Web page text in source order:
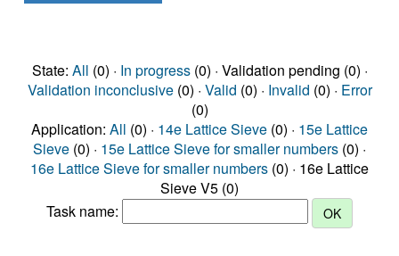
State: All (0) · In progress(0) · Validation pending (0) ·
Validation inconclusive(0) · Valid (0) · Invalid (0) · Error
(0)
Application: All (0) · 14e Lattice Sieve (0) · 15e Lattice
Sieve (0) · 15e Lattice Sieve for smaller numbers (0) ·
16e Lattice Sieve for smaller numbers (0) · 16e Lattice
Sieve V5 (0)
Task name: